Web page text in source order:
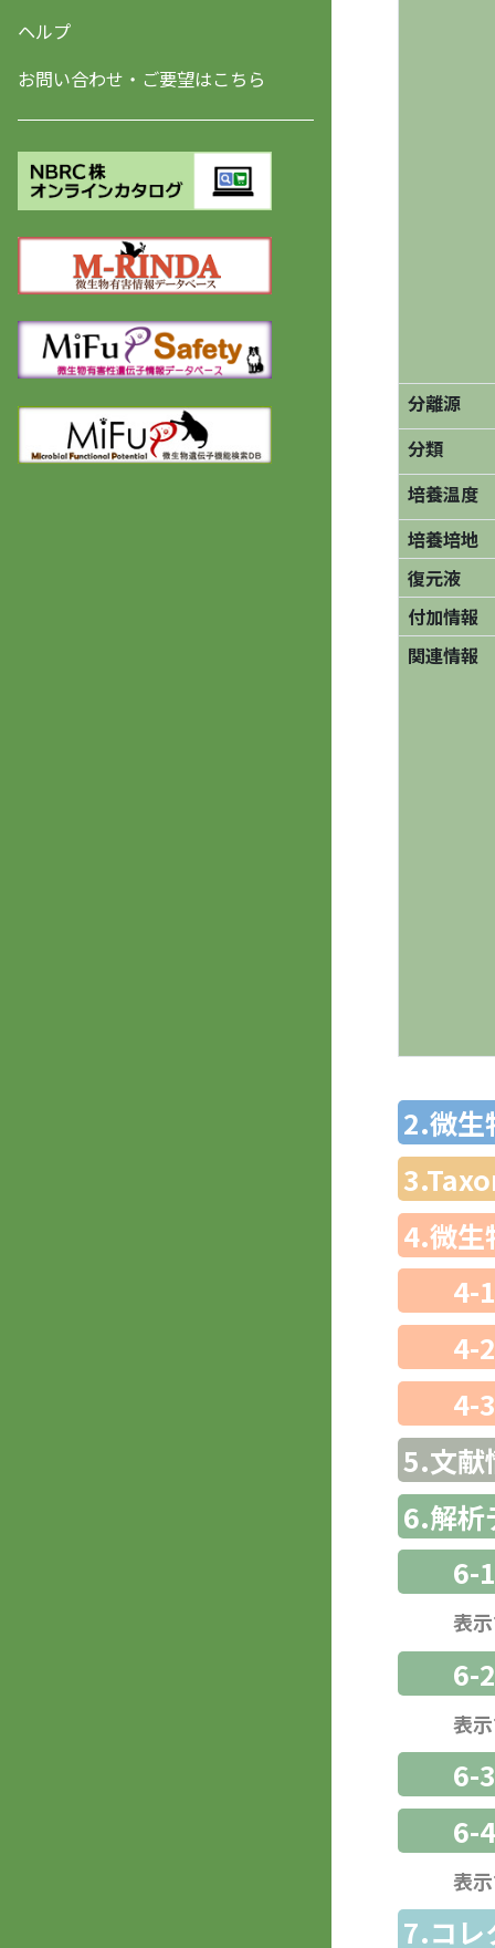
ヘルプ
お問い合わせ・ご要望はこちら
分離源
分類
培養温度
培養培地
復元液
付加情報
関連情報
2.微生
4.微生
4-
4-
4-
5.文献
6.解析
6-
表
6-
表
6-
6-
表
7.コレ